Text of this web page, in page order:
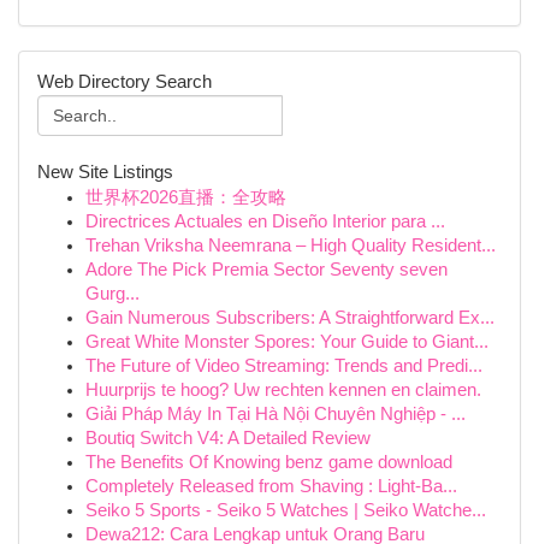
Web Directory Search
New Site Listings
世界杯2026直播：全攻略
Directrices Actuales en Diseño Interior para ...
Trehan Vriksha Neemrana – High Quality Resident...
Adore The Pick Premia Sector Seventy seven
Gurg...
Gain Numerous Subscribers: A Straightforward Ex...
Great White Monster Spores: Your Guide to Giant...
The Future of Video Streaming: Trends and Predi...
Huurprijs te hoog? Uw rechten kennen en claimen.
Giải Pháp Máy In Tại Hà Nội Chuyên Nghiệp - ...
Boutiq Switch V4: A Detailed Review
The Benefits Of Knowing benz game download
Completely Released from Shaving : Light-Ba...
Seiko 5 Sports - Seiko 5 Watches | Seiko Watche...
Dewa212: Cara Lengkap untuk Orang Baru